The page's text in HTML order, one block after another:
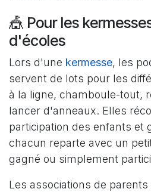
🎪 Pour les
d'écoles
Lors d'une kermesse, les
servent de lots pour les
à la ligne, chamboule-tout,
lancer d'anneaux. Elles
participation des enfants et
chacun reparte avec un
gagné ou simplement
Les associations de